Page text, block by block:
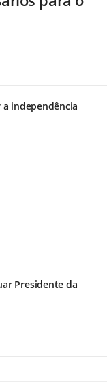
independência
Presidente da